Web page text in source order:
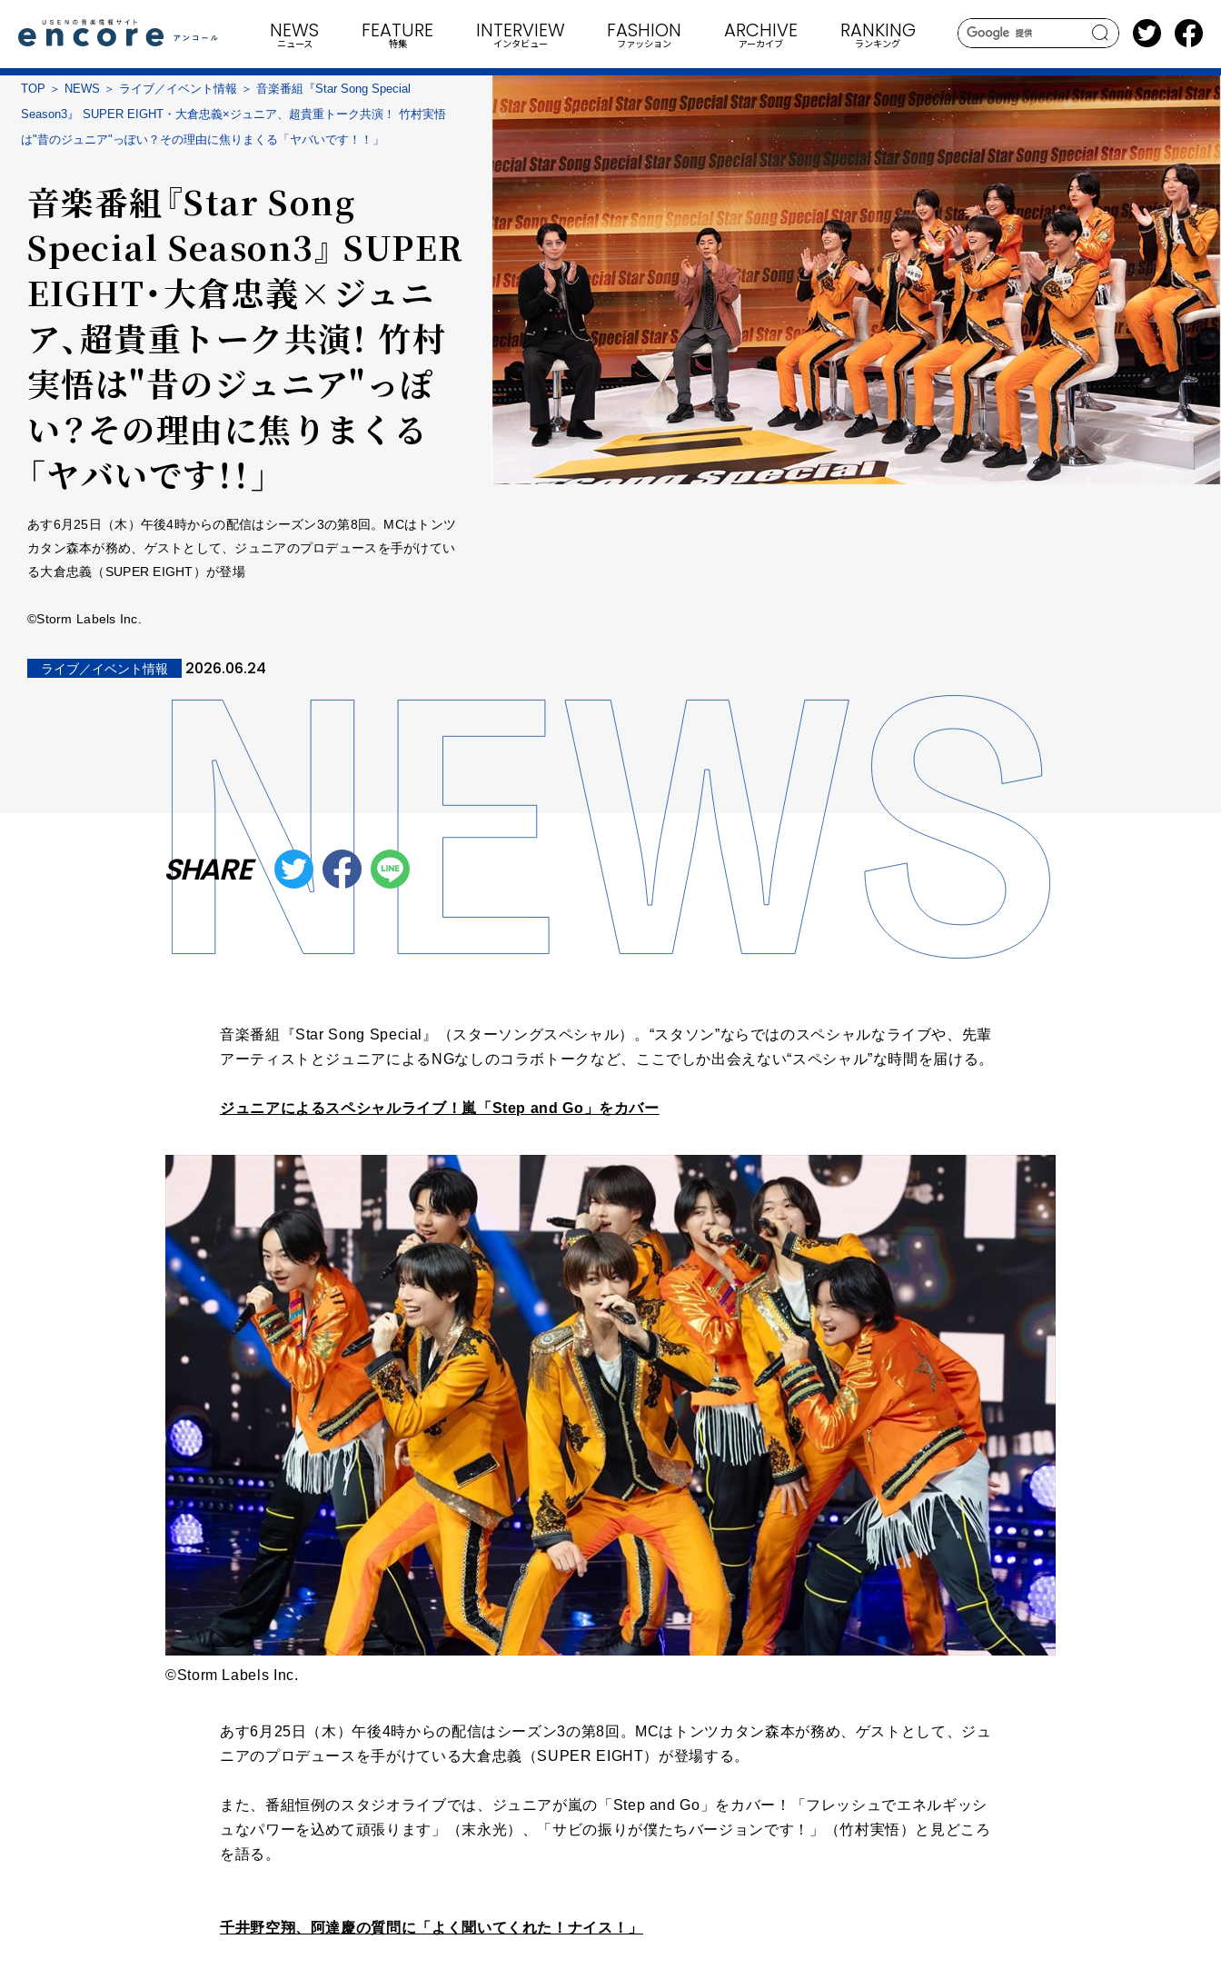
search
NEWS
ニュース
FEATURE
特集
INTERVIEW
インタビュー
FASHION
ファッション
ARCHIVE
アーカイブ
RANKING
ランキング
TOP NEWS ライブ／イベント情報
音楽番組『Star Song Special
Season3』 SUPER EIGHT・大倉忠義×ジュニア、超貴重トーク共演！ 竹村実悟
は"昔のジュニア"っぽい？その理由に焦りまくる「ヤバいです！！」
音楽番組『Star Song
Special Season3』 SUPER
EIGHT・大倉忠義×ジュニ
ア、超貴重トーク共演！ 竹村
実悟は"昔のジュニア"っぽ
い？その理由に焦りまくる
「ヤバいです！！」
あす6月25日（木）午後4時からの配信はシーズン3の第8回。MCはトンツ
カタン森本が務め、ゲストとして、ジュニアのプロデュースを手がけてい
る大倉忠義（SUPER EIGHT）が登場
©Storm Labels Inc.
ライブ／イベント情報 2026.06.24
SHARE
音楽番組『Star Song Special』（スターソングスペシャル）。“スタソン”ならではのスペシャルなライブや、先輩
アーティストとジュニアによるNGなしのコラボトークなど、ここでしか出会えない“スペシャル”な時間を届ける。
ジュニアによるスペシャルライブ！嵐「Step and Go」をカバー
©Storm Labels Inc.
あす6月25日（木）午後4時からの配信はシーズン3の第8回。MCはトンツカタン森本が務め、ゲストとして、ジュ
ニアのプロデュースを手がけている大倉忠義（SUPER EIGHT）が登場する。
また、番組恒例のスタジオライブでは、ジュニアが嵐の「Step and Go」をカバー！「フレッシュでエネルギッシ
ュなパワーを込めて頑張ります」（末永光）、「サビの振りが僕たちバージョンです！」（竹村実悟）と見どころ
を語る。
千井野空翔、阿達慶の質問に「よく聞いてくれた！ナイス！」